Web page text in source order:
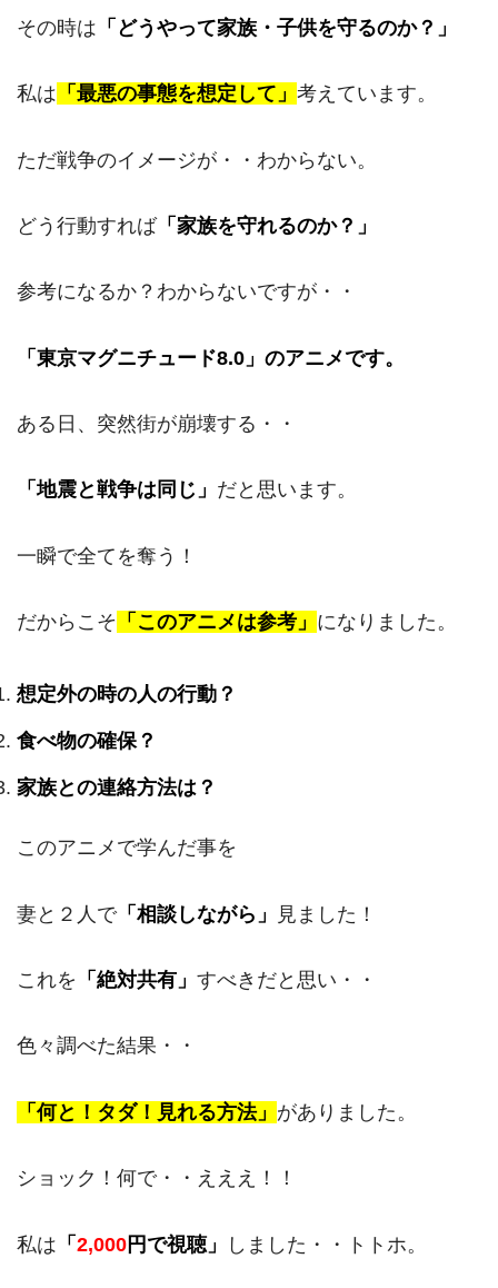
その時は 「どうやって家族・子供を守るのか？」
私は 「最悪の事態を想定して」 考えています。
ただ戦争のイメージが・・わからない。
どう行動すれば「家族を守れるのか？」
参考になるか？わからないですが・・
「東京マグニチュード8.0」のアニメです。
ある日、突然街が崩壊する・・
「地震と戦争は同じ」 だと思います。
一瞬で全てを奪う！
だからこそ 「このアニメは参考」 になりました。
想定外の時の人の行動？
食べ物の確保？
家族との連絡方法は？
このアニメで学んだ事を
妻と２人で「相談しながら」 見ました！
これを 「絶対共有」 すべきだと思い・・
色々調べた結果・・
「何と！タダ！見れる方法」 がありました。
ショック！何で・・えええ！！
私は 「 2,000円で視聴」 しました・・トトホ。